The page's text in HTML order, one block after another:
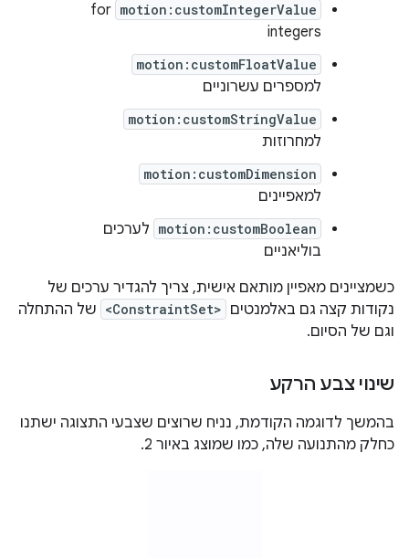
motion:customIntegerValue
for
integers
motion:customFloatValue
למספרים עשרוניים
motion:customStringValue
למחרוזות
motion:customDimension
למאפיינים
motion:customBoolean לערכים
בוליאניים
כשמציינים מאפיין מותאם אישית, צריך להגדיר ערכים של
נקודות קצה גם באלמנטים <ConstraintSet> של ההתחלה
וגם של הסיום.
שינוי צבע הרקע
בהמשך לדוגמה הקודמת, נניח שרוצים שצבעי התצוגה ישתנו
כחלק מהתנועה שלה, כמו שמוצג באיור 2.